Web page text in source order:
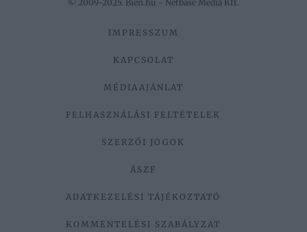
© 2009-2025. Bien.hu - Netbase Media Kft.
IMPRESSZUM
KAPCSOLAT
MÉDIAAJÁNLAT
FELHASZNÁLÁSI FELTÉTELEK
SZERZŐI JOGOK
ÁSZF
ADATKEZELÉSI TÁJÉKOZTATÓ
KOMMENTELÉSI SZABÁLYZAT